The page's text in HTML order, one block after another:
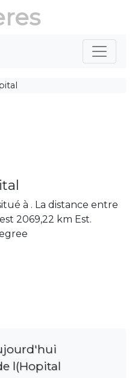
à . La distance entre
2069,22 km Est.
l(Hopital